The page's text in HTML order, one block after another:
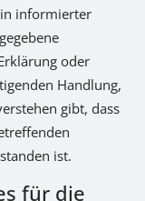
informierter
oder
Handlung,
gibt, dass
ist.
für die